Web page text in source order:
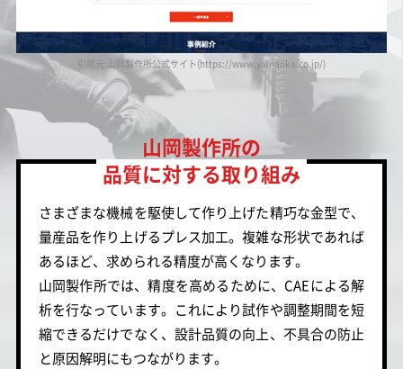
引用元:山岡製作所公式サイト(https://www.yamaoka.co.jp/)
山岡製作所の
品質に対する取り組み
さまざまな機械を駆使して作り上げた精巧な金型で、
量産品を作り上げるプレス加工。複雑な形状であれば
あるほど、求められる精度が高くなります。
山岡製作所では、精度を高めるために、CAEによる解
析を行なっています。これにより試作や調整期間を短
縮できるだけでなく、設計品質の向上、不具合の防止
と原因解明にもつながります。